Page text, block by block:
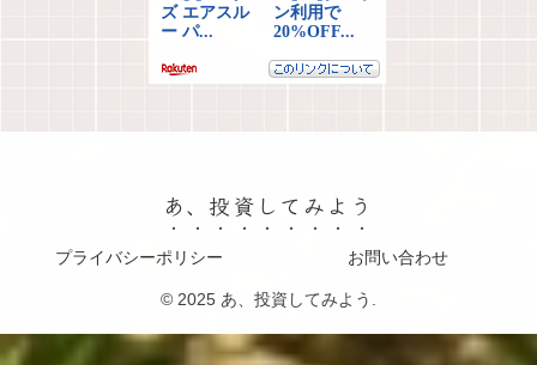
あ、投資してみよう
プライバシーポリシー お問い合わせ
© 2025 あ、投資してみよう.